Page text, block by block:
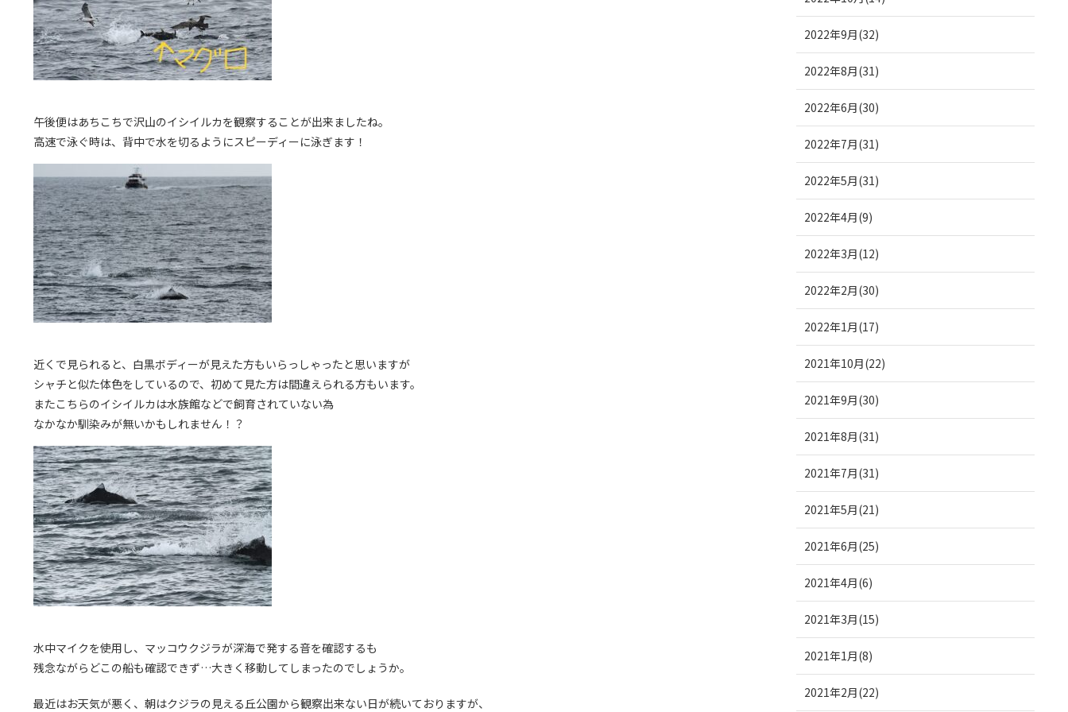
午後便はあちこちで沢山のイシイルカを観察することが出来ましたね。
高速で泳ぐ時は、背中で水を切るようにスピーディーに泳ぎます！
近くで見られると、白黒ボディーが見えた方もいらっしゃったと思いますが
シャチと似た体色をしているので、初めて見た方は間違えられる方もいます。
またこちらのイシイルカは水族館などで飼育されていない為
なかなか馴染みが無いかもしれません！？
水中マイクを使用し、マッコウクジラが深海で発する音を確認するも
残念ながらどこの船も確認できず…大きく移動してしまったのでしょうか。
最近はお天気が悪く、朝はクジラの見える丘公園から観察出来ない日が続いておりますが、
2022年9月(32)
2022年8月(31)
2022年6月(30)
2022年7月(31)
2022年5月(31)
2022年4月(9)
2022年3月(12)
2022年2月(30)
2022年1月(17)
2021年10月(22)
2021年9月(30)
2021年8月(31)
2021年7月(31)
2021年5月(21)
2021年6月(25)
2021年4月(6)
2021年3月(15)
2021年1月(8)
2021年2月(22)